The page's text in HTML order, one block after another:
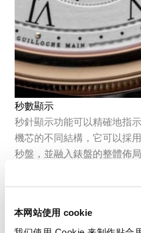
本网站使用 cookie
秒數顯示
秒針顯示功能可以精確地指
機芯的不同結構，它可以採
秒盤，並融入錶盤的整體佈局